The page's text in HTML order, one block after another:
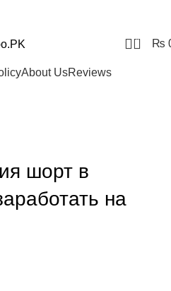
0 ₨
About UsReviews
шорт в
на